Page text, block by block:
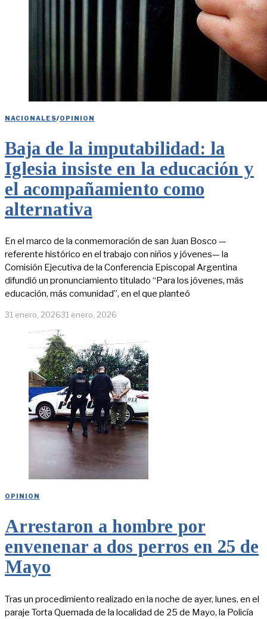
NACIONALES/OPINION
Baja de la imputabilidad: la
Iglesia insiste en la educación y
el acompañamiento como
alternativa
En el marco de la conmemoración de san Juan Bosco —
referente histórico en el trabajo con niños y jóvenes— la
Comisión Ejecutiva de la Conferencia Episcopal Argentina
difundió un pronunciamiento titulado “Para los jóvenes, más
educación, más comunidad”, en el que planteó
31 enero, 202631 enero, 2026
OPINION
Arrestaron a hombre por
envenenar a dos perros en 25 de
Mayo
Tras un procedimiento realizado en la noche de ayer, lunes, en el
paraje Torta Quemada de la localidad de 25 de Mayo, la Policía